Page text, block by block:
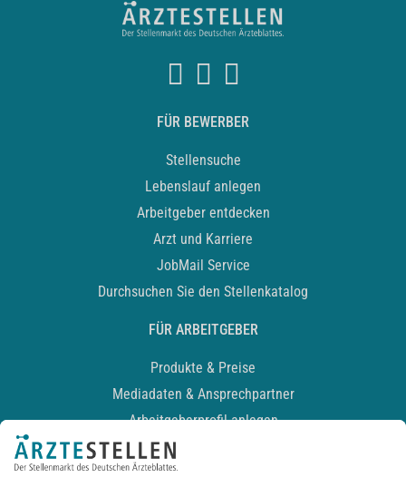
FÜR BEWERBER
Stellensuche
Lebenslauf anlegen
Arbeitgeber entdecken
Arzt und Karriere
JobMail Service
Durchsuchen Sie den Stellenkatalog
FÜR ARBEITGEBER
Produkte & Preise
Mediadaten & Ansprechpartner
Arbeitgeberprofil anlegen
Recruiting-Podcast